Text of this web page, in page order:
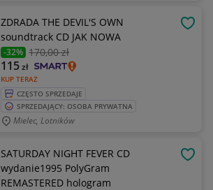
ZDRADA THE DEVIL'S OWN
soundtrack CD JAK NOWA
-32% 170,00 zł
KUP TERAZ
115zł
CZĘSTO SPRZEDAJE
SPRZEDAJĄCY: OSOBA PRYWATNA
Mielec, Lotników
SATURDAY NIGHT FEVER CD
wydanie1995 PolyGram
REMASTERED hologram